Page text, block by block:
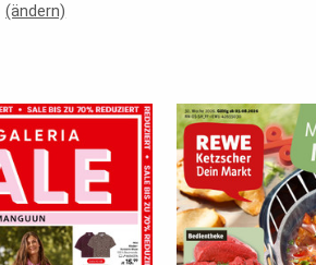
(ändern)